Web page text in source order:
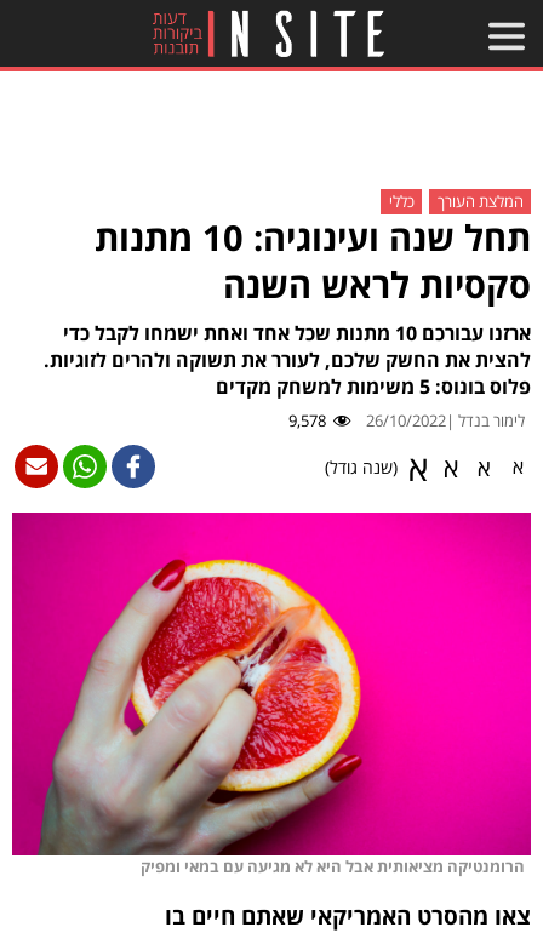
המלצת העורך כללי
תחל שנה ועינוגיה: 10 מתנות
סקסיות לראש השנה
ארזנו עבורכם 10 מתנות שכל אחד ואחת ישמחו לקבל כדי
להצית את החשק שלכם, לעורר את תשוקה ולהרים לזוגיות.
פלוס בונוס: 5 משימות למשחק מקדים
לימור בנדל |26/10/2022
9,578
א א א א (שנה גודל)
הרומנטיקה מציאותית אבל היא לא מגיעה עם במאי ומפיק
צאו מהסרט האמריקאי שאתם חיים בו